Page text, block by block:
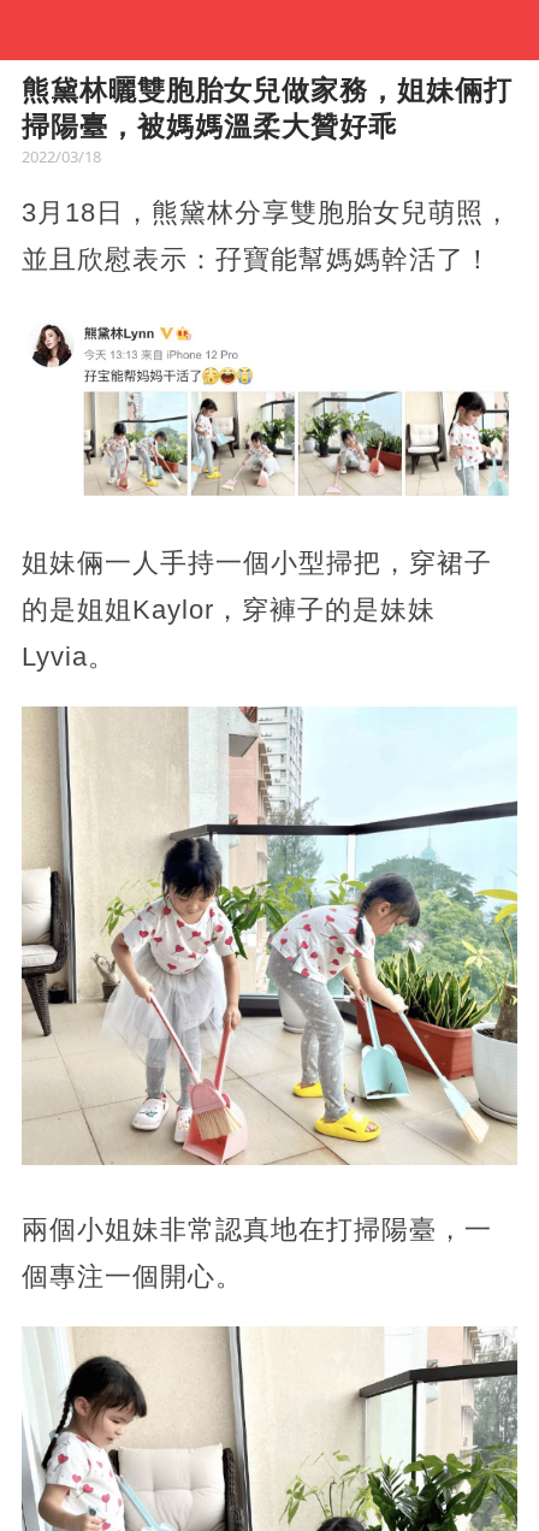
熊黛林曬雙胞胎女兒做家務，姐妹倆打
掃陽臺，被媽媽溫柔大贊好乖
2022/03/18
3月18日，熊黛林分享雙胞胎女兒萌照，
並且欣慰表示：孖寶能幫媽媽幹活了！
姐妹倆一人手持一個小型掃把，穿裙子
的是姐姐Kaylor，穿褲子的是妹妹
Lyvia。
兩個小姐妹非常認真地在打掃陽臺，一
個專注一個開心。